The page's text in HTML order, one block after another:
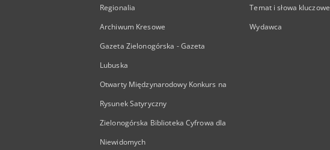
Regionalia
Archiwum Kresowe
Gazeta Zielonogórska - Gazeta
Lubuska
Otwarty Międzynarodowy Konkurs na
Rysunek Satyryczny
Zielonogórska Biblioteka Cyfrowa dla
Niewidomych
Temat i słowa kluczowe
Wydawca